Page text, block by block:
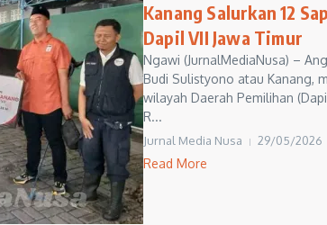
Kanang Salurkan 12
Dapil VII Jawa Timur
Ngawi (JurnalMediaNusa) –
Budi Sulistyono atau Kanang,
wilayah Daerah Pemilihan
R...
Jurnal Media Nusa 29/05/2026
Read More